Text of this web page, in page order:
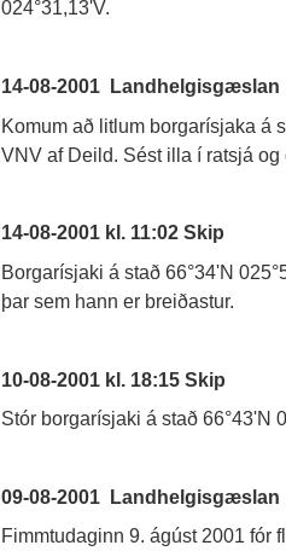
024°31,13'V.
14-08-2001 Landhelgisgæslan
Komum að litlum borgarísjaka á
VNV af Deild. Sést illa í ratsjá
14-08-2001 kl. 11:02 Skip
Borgarísjaki á stað 66°34'N
þar sem hann er breiðastur.
10-08-2001 kl. 18:15 Skip
Stór borgarísjaki á stað 66°43'N
09-08-2001 Landhelgisgæslan
Fimmtudaginn 9. ágúst 2001